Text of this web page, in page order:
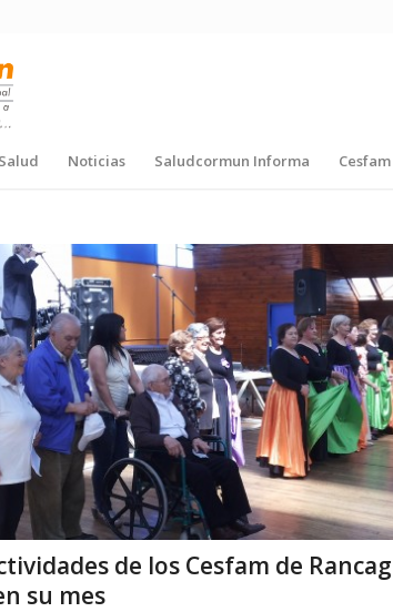
Noticias Saludcormun Informa Cesfam
de los Cesfam de
su mes